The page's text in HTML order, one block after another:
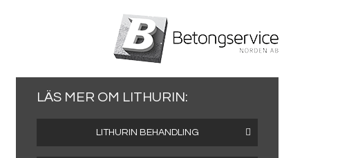
LÄS MER OM LITHURIN:
LITHURIN BEHANDLING